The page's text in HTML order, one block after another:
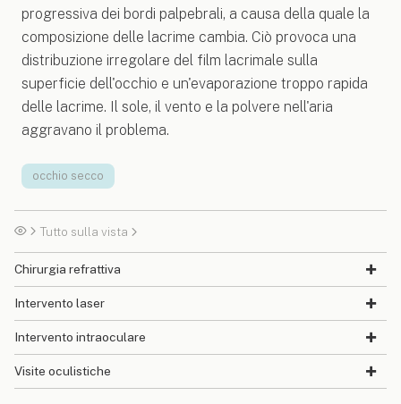
progressiva dei bordi palpebrali, a causa della quale la
composizione delle lacrime cambia. Ciò provoca una
distribuzione irregolare del film lacrimale sulla
superficie dell'occhio e un'evaporazione troppo rapida
delle lacrime. Il sole, il vento e la polvere nell'aria
aggravano il problema.
occhio secco
Tutto sulla vista
Chirurgia refrattiva
Intervento laser
Intervento intraoculare
Visite oculistiche